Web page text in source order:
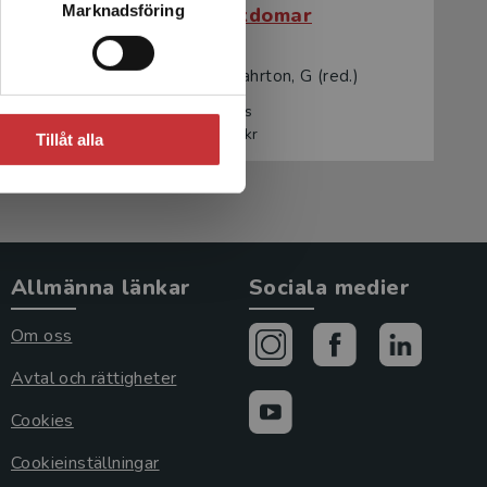
Marknadsföring
Tillåt alla
Blodets sjukdomar
Juliusson, G - Gahrton, G (red.)
560 krinkl. moms
Exkl. moms: 528 kr
Allmänna länkar
Om oss
Avtal och rättigheter
Cookies
Cookieinställningar
Sociala medier